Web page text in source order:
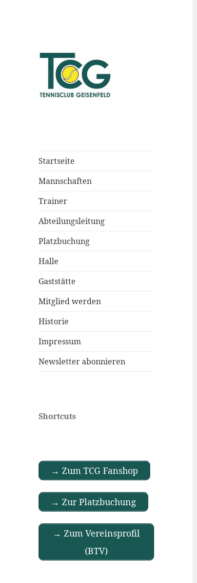
Startseite
Mannschaften
Trainer
Abteilungsleitung
Platzbuchung
Halle
Gaststätte
Mitglied werden
Historie
Impressum
Newsletter abonnieren
Shortcuts
→ Zum TCG Fanshop
→ Zur Platzbuchung
→ Zum Vereinsprofil
(BTV)